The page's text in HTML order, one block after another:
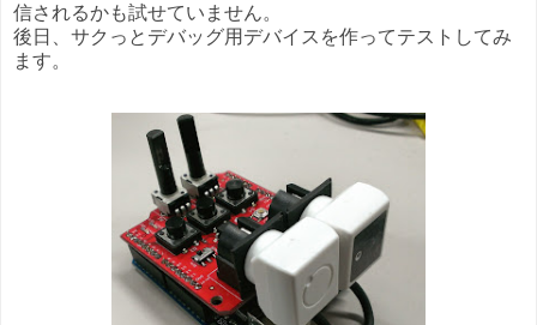
信されるかも試せていません。
後日、サクっとデバッグ用デバイスを作ってテストしてみ
ます。